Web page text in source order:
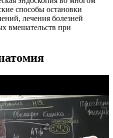
способы остановки
лечения болезней
вмешательств при